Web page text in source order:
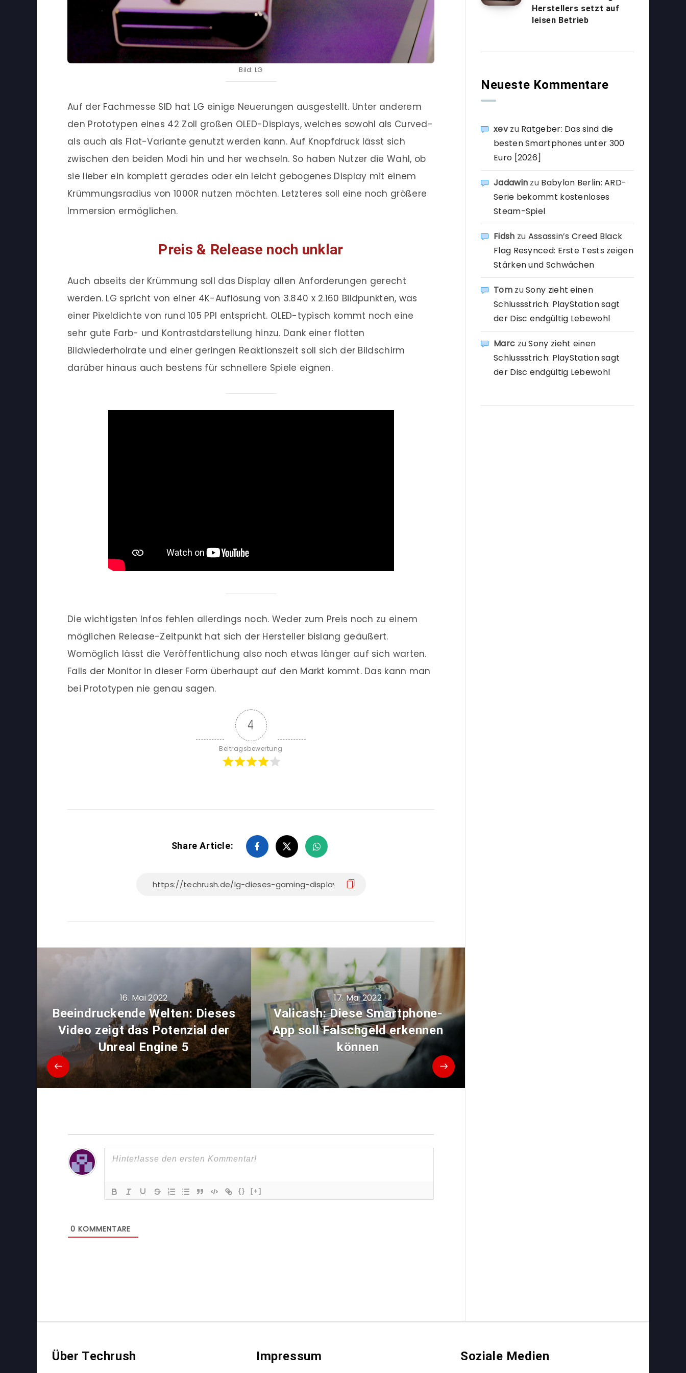
Bild: LG
Auf der Fachmesse SID hat LG einige Neuerungen ausgestellt. Unter anderem
den Prototypen eines 42 Zoll großen OLED-Displays, welches sowohl als Curved-
als auch als Flat-Variante genutzt werden kann. Auf Knopfdruck lässt sich
zwischen den beiden Modi hin und her wechseln. So haben Nutzer die Wahl, ob
sie lieber ein komplett gerades oder ein leicht gebogenes Display mit einem
Krümmungsradius von 1000R nutzen möchten. Letzteres soll eine noch größere
Immersion ermöglichen.
Preis & Release noch unklar
Auch abseits der Krümmung soll das Display allen Anforderungen gerecht
werden. LG spricht von einer 4K-Auflösung von 3.840 x 2.160 Bildpunkten, was
einer Pixeldichte von rund 105 PPI entspricht. OLED-typisch kommt noch eine
sehr gute Farb- und Kontrastdarstellung hinzu. Dank einer flotten
Bildwiederholrate und einer geringen Reaktionszeit soll sich der Bildschirm
darüber hinaus auch bestens für schnellere Spiele eignen.
Die wichtigsten Infos fehlen allerdings noch. Weder zum Preis noch zu einem
möglichen Release-Zeitpunkt hat sich der Hersteller bislang geäußert.
Womöglich lässt die Veröffentlichung also noch etwas länger auf sich warten.
Falls der Monitor in dieser Form überhaupt auf den Markt kommt. Das kann man
bei Prototypen nie genau sagen.
4
Beitragsbewertung
Share Article:
16. Mai 2022
Beeindruckende Welten: Dieses
Video zeigt das Potenzial der
Unreal Engine 5
17. Mai 2022
Valicash: Diese Smartphone-
App soll Falschgeld erkennen
können
{} [+]
0 KOMMENTARE
Herstellers setzt auf
leisen Betrieb
Neueste Kommentare
xevzu Ratgeber: Das sind die
besten Smartphones unter 300
Euro [2026]
Jadawin zu Babylon Berlin: ARD-
Serie bekommt kostenloses
Steam-Spiel
Fidsh zu Assassin’s Creed Black
Flag Resynced: Erste Tests zeigen
Stärken und Schwächen
TomzuSony zieht einen
Schlussstrich: PlayStation sagt
der Disc endgültig Lebewohl
Marc zuSony zieht einen
Schlussstrich: PlayStation sagt
der Disc endgültig Lebewohl
Über Techrush Impressum Soziale Medien